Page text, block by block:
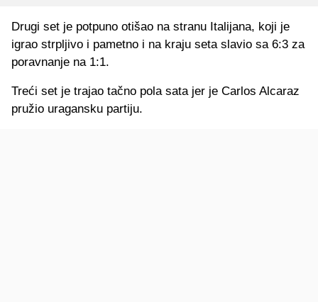
Drugi set je potpuno otišao na stranu Italijana, koji je
igrao strpljivo i pametno i na kraju seta slavio sa 6:3 za
poravnanje na 1:1.
Treći set je trajao tačno pola sata jer je Carlos Alcaraz
pružio uragansku partiju.